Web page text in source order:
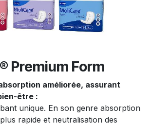
Premium Form
améliorée, assurant
être :
unique. En son genre absorption
rapide et neutralisation des